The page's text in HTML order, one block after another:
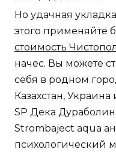
Но удачная
этого применяйте
стоимость
начес. Вы можете
себя в родном
Казахстан,
SP Дека
Strombaject aqua
психологический